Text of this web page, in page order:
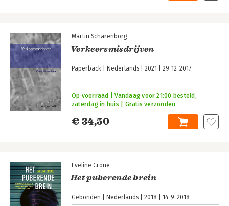
Martin Scharenborg
Verkeersmisdrijven
Paperback Nederlands 2021 29-12-2017
€ 34,50
Op voorraad | Vandaag voor 21:00 besteld,
zaterdag in huis | Gratis verzonden
Eveline Crone
Het puberende brein
Gebonden Nederlands 2018 14-9-2018